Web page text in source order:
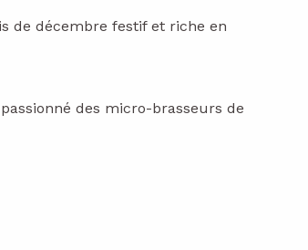
de décembre festif et riche en
des micro-brasseurs de